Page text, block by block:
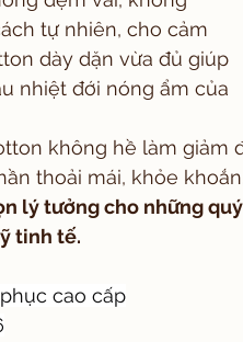
tự nhiên, cho cảm
dày dặn vừa đủ giúp
nhiệt đới nóng ẩm của
thoải mái, khỏe
lý tưởng cho những quý
tinh tế.
cao cấp